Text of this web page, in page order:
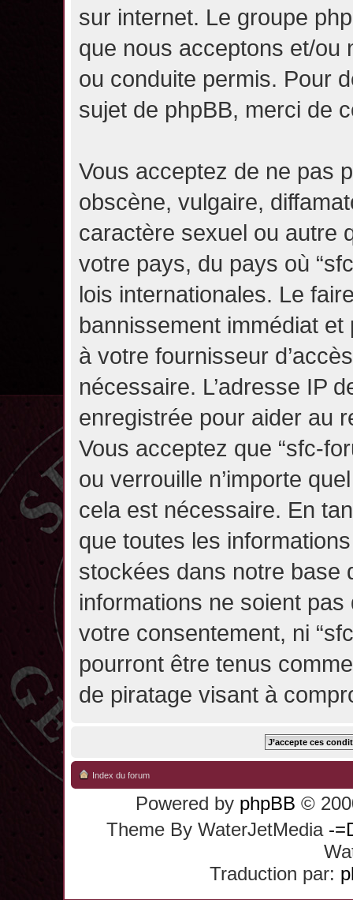
sur internet. Le groupe
que nous acceptons et/ou
ou conduite permis. Pour
sujet de phpBB, merci de
Vous acceptez de ne pas
obscène, vulgaire,
caractère sexuel ou autre
votre pays, du pays où
lois internationales. Le
bannissement immédiat
à votre fournisseur
nécessaire. L’adresse IP
enregistrée pour aider au
Vous acceptez que “sfc-
ou verrouille n’importe
cela est nécessaire. En
que toutes les
stockées dans notre base
informations ne soient
votre consentement, ni
pourront être tenus
de piratage visant à
Index du forum
Powered by phpBB ©
Theme By WaterJetMedia -
Traduction par: